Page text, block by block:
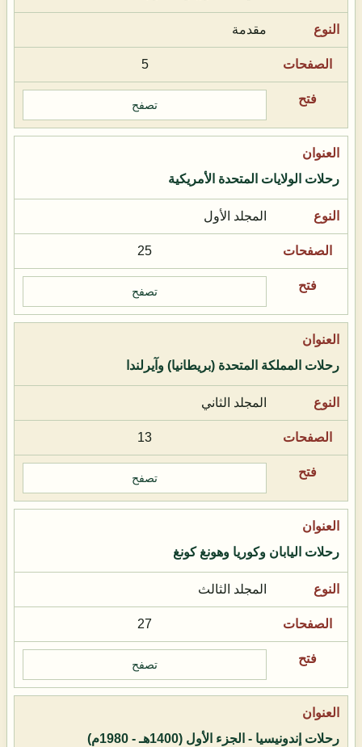
مقدمة
5
تصفح
رحلات الولايات المتحدة الأمريكية
المجلد الأول
25
تصفح
رحلات المملكة المتحدة (بريطانيا) وآيرلندا
المجلد الثاني
13
تصفح
رحلات اليابان وكوريا وهونغ كونغ
المجلد الثالث
27
تصفح
رحلات إندونيسيا - الجزء الأول (1400هـ - 1980م)